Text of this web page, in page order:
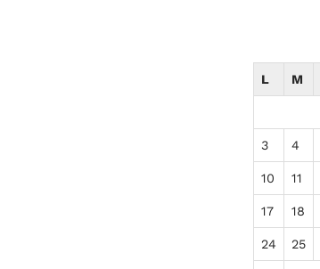
L M
3 4
10 11
17 18
24 25